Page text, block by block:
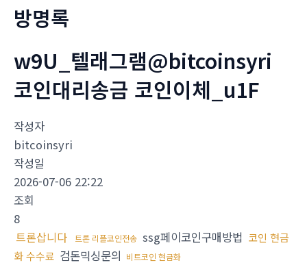
방명록
w9U_텔래그램@bitcoinsyri
코인대리송금 코인이체_u1F
작성자
bitcoinsyri
작성일
2026-07-06 22:22
조회
8
트론삽니다
트론 리플코인전송 ssg페이코인구매방법 코인 현금
화 수수료 검돈믹싱문의 비트코인 현금화